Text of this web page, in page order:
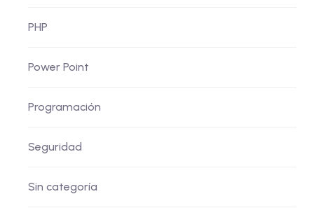
PHP
Power Point
Programación
Seguridad
Sin categoría